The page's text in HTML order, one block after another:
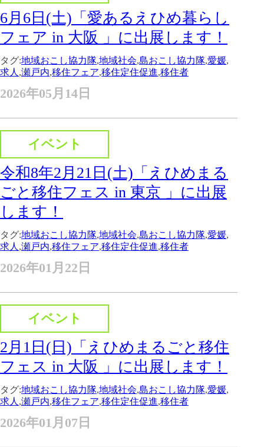
6月6日(土)「愛あるえひめ暮らし
フェア in 大阪 」に出展します！
タグ:地域おこし協力隊,地域社会,島おこし協力隊,愛媛,
求人 ,瀬戸内,移住フェア,移住定住促進,移住者
2026年05月14日
イベント
令和8年2月21日(土)「えひめまる
ごと移住フェス in 東京 」に出展
します！
タグ:地域おこし協力隊,地域社会,島おこし協力隊,愛媛,
求人 ,瀬戸内,移住フェア,移住定住促進,移住者
2026年01月22日
イベント
2月1日(日)「えひめまるごと移住
フェス in 大阪 」に出展します！
タグ:地域おこし協力隊,地域社会,島おこし協力隊,愛媛,
求人 ,瀬戸内,移住フェア,移住定住促進,移住者
2026年01月07日